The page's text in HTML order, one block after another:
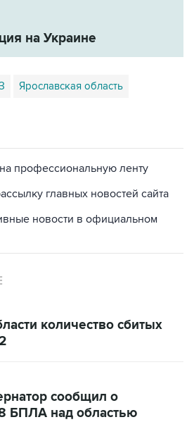
на Украине
Ярославская область
профессиональную ленту
главных новостей сайта
новости в официальном
количество сбитых
сообщил о
БПЛА над областью